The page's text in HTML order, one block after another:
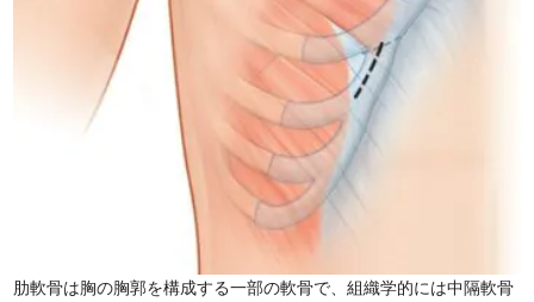
肋軟骨は胸の胸郭を構成する一部の軟骨で、組織学的には中隔軟骨